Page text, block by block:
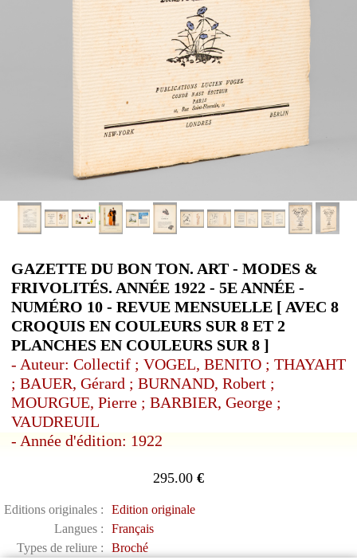
GAZETTE DU BON TON. ART - MODES &
FRIVOLITÉS. ANNÉE 1922 - 5E ANNÉE -
NUMÉRO 10 - REVUE MENSUELLE [ AVEC 8
CROQUIS EN COULEURS SUR 8 ET 2
PLANCHES EN COULEURS SUR 8 ]
- Auteur: Collectif ; VOGEL, BENITO ; THAYAHT
; BAUER, Gérard ; BURNAND, Robert ;
MOURGUE, Pierre ; BARBIER, George ;
VAUDREUIL
- Année d'édition: 1922
295.00 €
Editions originales :
Edition originale
Langues :
Français
Types de reliure :
Broché